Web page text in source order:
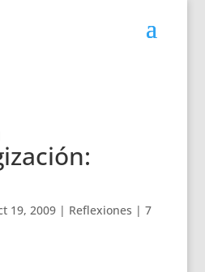
19, 2009| Reflexiones | 7